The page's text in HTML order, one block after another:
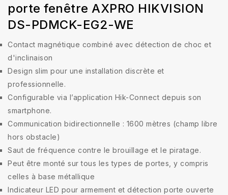
porte fenêtre AXPRO HIKVISION
DS-PDMCK-EG2-WE
Contact magnétique combiné avec détection de choc et
d'inclinaison
Design slim pour une installation discrète et
professionnelle.
Configurable via l’application Hik-Connect depuis son
smartphone.
Communication bidirectionnelle : 1600 mètres (champ libre
hors obstacle)
Saut de fréquence contre le brouillage et le piratage.
Peut être monté sur tous les types de portes, y compris
celles à base métallique
Indicateur LED pour armement et détection porte ouverte